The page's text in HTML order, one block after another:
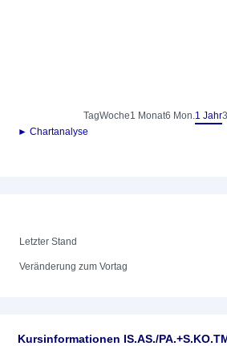
TagWoche1 Monat6 Mon.1 Jahr
► Chartanalyse
Letzter Stand
Veränderung zum Vortag
Kursinformationen IS.AS./